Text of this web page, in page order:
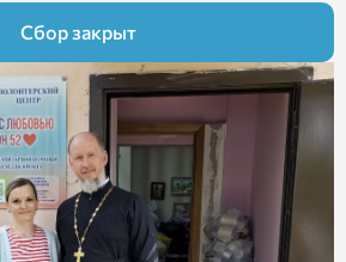
Сбор закрыт